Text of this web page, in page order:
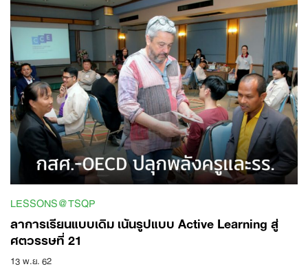
LESSONS@TSQP
ลาการเรียนแบบเดิม เน้นรูปแบบ Active Learning สู่
ศตวรรษที่ 21
13 พ.ย. 62